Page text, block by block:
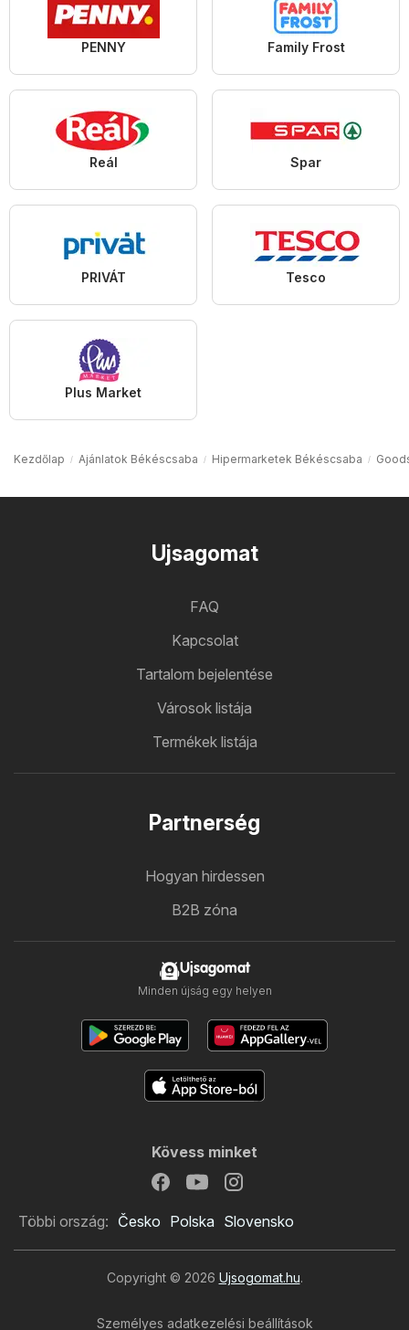
PENNY Family Frost
Reál Spar
PRIVÁT Tesco
Plus Market
Kezdőlap Ajánlatok Békéscsaba Hipermarketek Békéscsaba
Ujsagomat
FAQ
Kapcsolat
Tartalom bejelentése
Városok listája
Termékek listája
Partnerség
Hogyan hirdessen
B2B zóna
Ujsagomat
Minden újság egy helyen
Kövess minket
Többi ország: Česko Polska Slovensko
Copyright © 2026 Ujsogomat.hu.
Személyes adatkezelési beállítások